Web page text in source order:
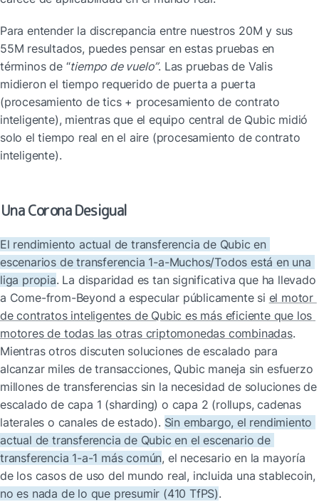
Para entender la discrepancia entre nuestros 20M y sus
55M resultados, puedes pensar en estas pruebas en
términos de “tiempo de vuelo”. Las pruebas de Valis
midieron el tiempo requerido de puerta a puerta
(procesamiento de tics + procesamiento de contrato
inteligente), mientras que el equipo central de Qubic midió
solo el tiempo real en el aire (procesamiento de contrato
inteligente).
Una Corona Desigual
El rendimiento actual de transferencia de Qubic en
escenarios de transferencia 1-a-Muchos/Todos está en una
liga propia. La disparidad es tan significativa que ha llevado
a Come-from-Beyond a especular públicamente si el motor
de contratos inteligentes de Qubic es más eficiente que los
motores de todas las otras criptomonedas combinadas.
Mientras otros discuten soluciones de escalado para
alcanzar miles de transacciones, Qubic maneja sin esfuerzo
millones de transferencias sin la necesidad de soluciones de
escalado de capa 1 (sharding) o capa 2 (rollups, cadenas
laterales o canales de estado). Sin embargo, el rendimiento
actual de transferencia de Qubic en el escenario de
transferencia 1-a-1 más común, el necesario en la mayoría
no es nada de lo que presumir (410 TfPS).